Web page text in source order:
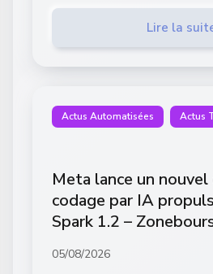
Lire la
Actus Automatisées Actus
Meta lance un
codage par IA
Spark 1.2 –
05/08/2026